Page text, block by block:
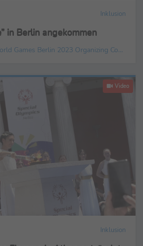
Inklusion
in Berlin angekommen
Special Olympics World Games Berlin 2023 Organizing Committee gGmbH
Video
Inklusion